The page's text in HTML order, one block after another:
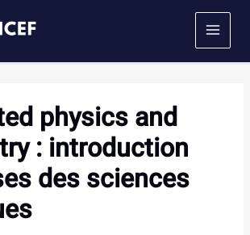
physics and
: introduction
des sciences